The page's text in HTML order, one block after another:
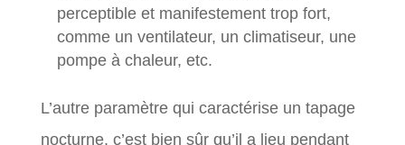
perceptible et manifestement trop fort,
comme un ventilateur, un climatiseur, une
pompe à chaleur, etc.
L’autre paramètre qui caractérise un tapage
nocturne, c’est bien sûr qu’il a lieu pendant